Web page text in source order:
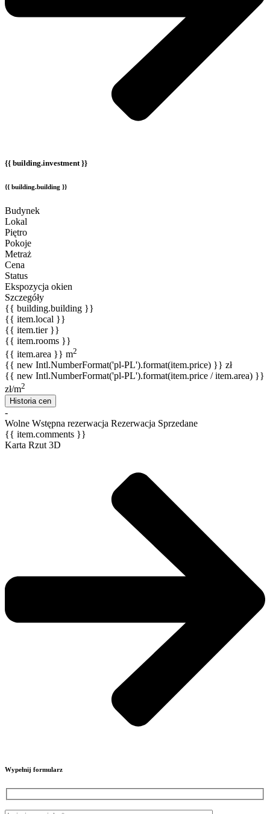
{{ building.investment }}
{{ building.building }}
Budynek
Lokal
Piętro
Pokoje
Metraż
Cena
Status
Ekspozycja okien
Szczegóły
{{ building.building }}
{{ item.local }}
{{ item.tier }}
{{ item.rooms }}
{{ item.area }} m2
{{ new Intl.NumberFormat('pl-PL').format(item.price) }} zł
{{ new Intl.NumberFormat('pl-PL').format(item.price / item.area) }}
zł/m2
Historia cen
-
Wolne Wstępna rezerwacja Rezerwacja Sprzedane
{{ item.comments }}
Karta Rzut 3D
Wypełnij formularz